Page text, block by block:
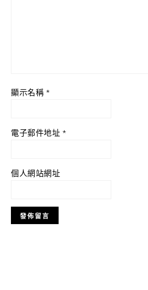
顯示名稱 *
電子郵件地址 *
個人網站網址